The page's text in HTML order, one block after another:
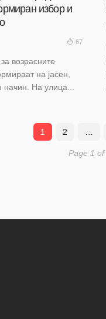
избор и
67
возрасните
на јасен,
На улица...
1 2
Page 1 of